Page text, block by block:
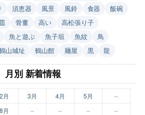
須恵器 風景 風鈴 食器
飯碗
骨董 高い
高松張り子
魚と遊ぶ 魚子垣 魚紋
鳥
山城址 鶴山館 麺屋 黒 龍
月別 新着情報
2月 3月 4月 5月
–
8月 – – – –